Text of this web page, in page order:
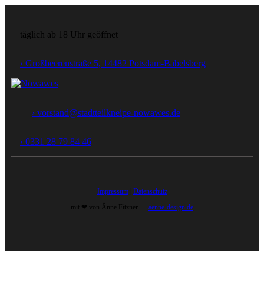
täglich ab 18 Uhr geöffnet
› Großbeerenstraße 5, 14482 Potsdam‑Babelsberg
› vorstand@stadtteilkneipe-nowawes.de
› 0331 28 79 84 46
Impressum| Datenschutz
mit ❤︎ von Änne Fitzner — aenne-design.de